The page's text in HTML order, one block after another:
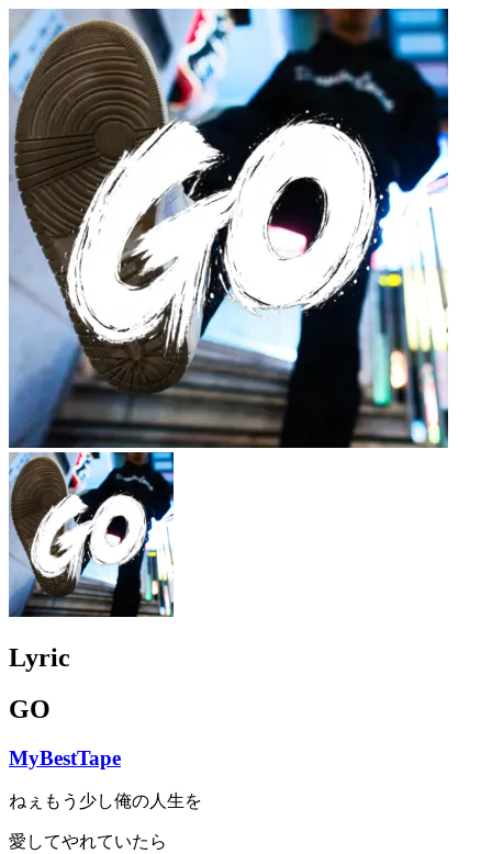
Lyric
GO
MyBestTape
ねぇもう少し俺の人生を
愛してやれていたら